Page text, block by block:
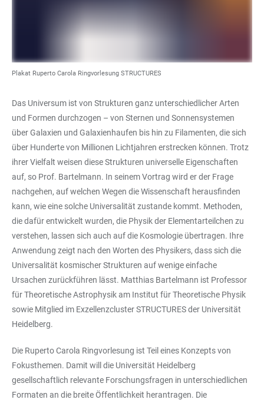
Plakat Ruperto Carola Ringvorlesung STRUCTURES
Das Universum ist von Strukturen ganz unterschiedlicher Arten
und Formen durchzogen – von Sternen und Sonnensystemen
über Galaxien und Galaxienhaufen bis hin zu Filamenten, die sich
über Hunderte von Millionen Lichtjahren erstrecken können. Trotz
ihrer Vielfalt weisen diese Strukturen universelle Eigenschaften
auf, so Prof. Bartelmann. In seinem Vortrag wird er der Frage
nachgehen, auf welchen Wegen die Wissenschaft herausfinden
kann, wie eine solche Universalität zustande kommt. Methoden,
die dafür entwickelt wurden, die Physik der Elementarteilchen zu
verstehen, lassen sich auch auf die Kosmologie übertragen. Ihre
Anwendung zeigt nach den Worten des Physikers, dass sich die
Universalität kosmischer Strukturen auf wenige einfache
Ursachen zurückführen lässt. Matthias Bartelmann ist Professor
für Theoretische Astrophysik am Institut für Theoretische Physik
sowie Mitglied im Exzellenzcluster STRUCTURES der Universität
Heidelberg.
Die Ruperto Carola Ringvorlesung ist Teil eines Konzepts von
Fokusthemen. Damit will die Universität Heidelberg
gesellschaftlich relevante Forschungsfragen in unterschiedlichen
Formaten an die breite Öffentlichkeit herantragen. Die